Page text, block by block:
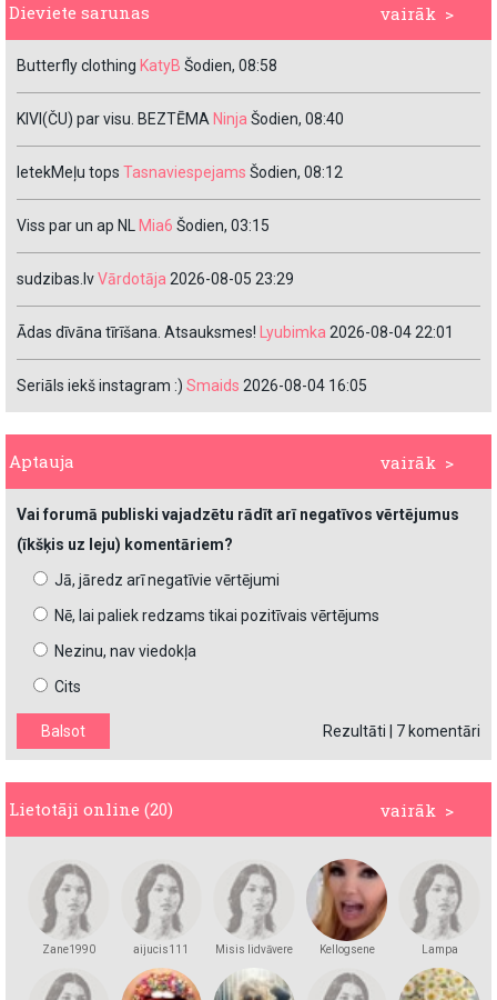
vairāk >
Dieviete sarunas
Butterfly clothing KatyB Šodien, 08:58
KIVI(ČU) par visu. BEZTĒMA Ninja Šodien, 08:40
IetekMeļu tops Tasnaviespejams Šodien, 08:12
Viss par un ap NL Mia6 Šodien, 03:15
sudzibas.lvVārdotāja 2026-08-05 23:29
Ādas dīvāna tīrīšana. Atsauksmes! Lyubimka 2026-08-04 22:01
Seriāls iekš instagram :) Smaids 2026-08-04 16:05
vairāk >
Aptauja
Vai forumā publiski vajadzētu rādīt arī negatīvos vērtējumus
(īkšķis uz leju) komentāriem?
Jā, jāredz arī negatīvie vērtējumi
Nē, lai paliek redzams tikai pozitīvais vērtējums
Nezinu, nav viedokļa
Cits
Rezultāti 7 komentāri
vairāk >
Lietotāji online (20)
Zane1990 aijucis111 Misis lidvāvere Kellogsene Lampa